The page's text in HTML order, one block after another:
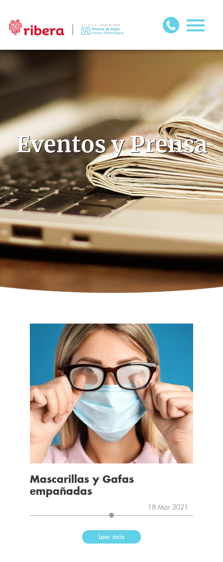
Eventos y Prensa
Mascarillas y Gafas
empañadas
18 Mar 2021
Leer más